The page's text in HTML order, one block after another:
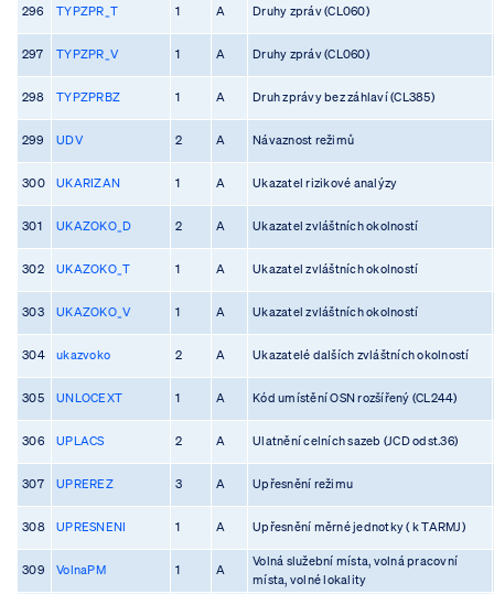
296 TYPZPR_T 1 A Druhy zpráv (CL060)
297 TYPZPR_V 1 A Druhy zpráv (CL060)
298 TYPZPRBZ 1 A Druh zprávy bez záhlaví (CL385)
299 UDV 2 A Návaznost režimů
300 UKARIZAN 1 A Ukazatel rizikové analýzy
301 UKAZOKO_D 2 A Ukazatel zvláštních okolností
302 UKAZOKO_T 1 A Ukazatel zvláštních okolností
303 UKAZOKO_V 1 A Ukazatel zvláštních okolností
304 ukazvoko 2 A Ukazatelé dalších zvláštních okolností
305 UNLOCEXT 1 A Kód umístění OSN rozšířený (CL244)
306 UPLACS 2 A Ulatnění celních sazeb (JCD odst.36)
307 UPREREZ 3 A Upřesnění režimu
308 UPRESNENI 1 A Upřesnění měrné jednotky ( k TARMJ)
309 VolnaPM 1 A
Volná služební místa, volná pracovní
místa, volné lokality